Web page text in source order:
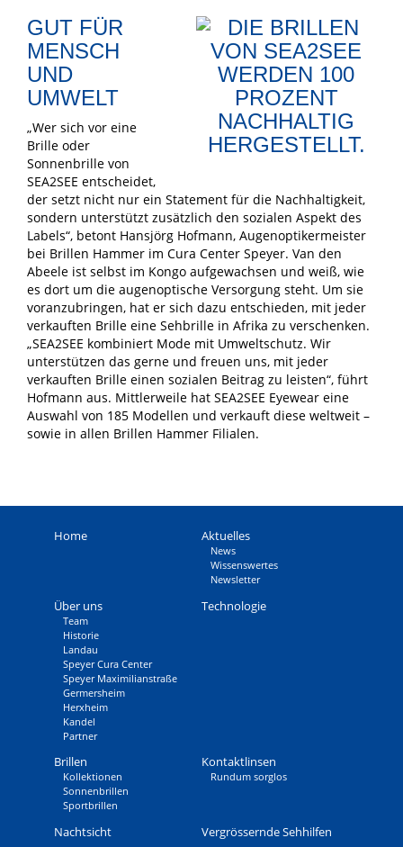
GUT FÜR
MENSCH
UND
UMWELT
„Wer sich vor eine
Brille oder
Sonnenbrille von
SEA2SEE entscheidet,
der setzt nicht nur ein Statement für die Nachhaltigkeit,
sondern unterstützt zusätzlich den sozialen Aspekt des
Labels“, betont Hansjörg Hofmann, Augenoptikermeister
bei Brillen Hammer im Cura Center Speyer. Van den
Abeele ist selbst im Kongo aufgewachsen und weiß, wie
es dort um die augenoptische Versorgung steht. Um sie
voranzubringen, hat er sich dazu entschieden, mit jeder
verkauften Brille eine Sehbrille in Afrika zu verschenken.
„SEA2SEE kombiniert Mode mit Umweltschutz. Wir
unterstützen das gerne und freuen uns, mit jeder
verkauften Brille einen sozialen Beitrag zu leisten“, führt
Hofmann aus. Mittlerweile hat SEA2SEE Eyewear eine
Auswahl von 185 Modellen und verkauft diese weltweit –
sowie in allen Brillen Hammer Filialen.
Home Aktuelles
News
Wissens­wertes
Newsletter
Über uns
Team
Historie
Landau
Speyer Cura Center
Speyer Maximilianstraße
Germersheim
Herxheim
Kandel
Partner
Technologie
Brillen
Kollektionen
Sonnenbrillen
Sportbrillen
Kontaktlinsen
Rundum sorglos
Nachtsicht Vergrössernde Sehhilfen